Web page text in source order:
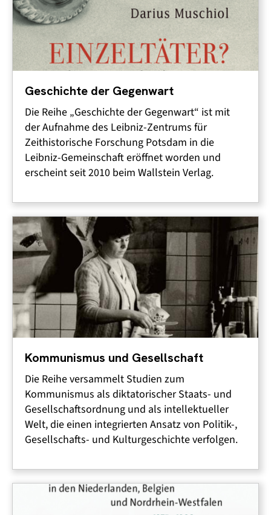
Geschichte der Gegenwart
Die Reihe „Geschichte der Gegenwart“ ist mit
der Aufnahme des Leibniz-Zentrums für
Zeithistorische Forschung Potsdam in die
Leibniz-Gemeinschaft eröffnet worden und
erscheint seit 2010 beim Wallstein Verlag.
Kommunismus und Gesellschaft
Die Reihe versammelt Studien zum
Kommunismus als diktatorischer Staats- und
Gesellschaftsordnung und als intellektueller
Welt, die einen integrierten Ansatz von Politik-,
Gesellschafts- und Kulturgeschichte verfolgen.